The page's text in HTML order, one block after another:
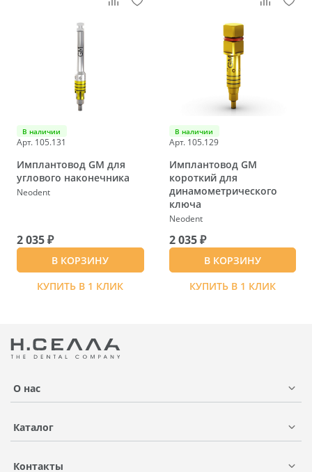
В наличии
Арт. 105.131
Имплантовод GM для
углового наконечника
Neodent
2 035 ₽
В КОРЗИНУ
КУПИТЬ В 1 КЛИК
В наличии
Арт. 105.129
Имплантовод GM
короткий для
динамометрического
ключа
Neodent
2 035 ₽
В КОРЗИНУ
КУПИТЬ В 1 КЛИК
О нас
Каталог
Контакты